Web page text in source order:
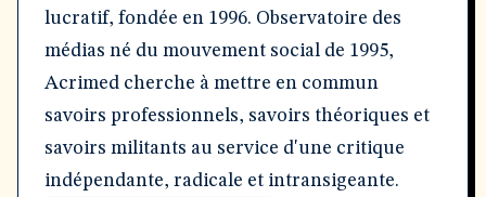
lucratif, fondée en 1996. Observatoire des
médias né du mouvement social de 1995,
Acrimed cherche à mettre en commun
savoirs professionnels, savoirs théoriques et
savoirs militants au service d'une critique
indépendante, radicale et intransigeante.